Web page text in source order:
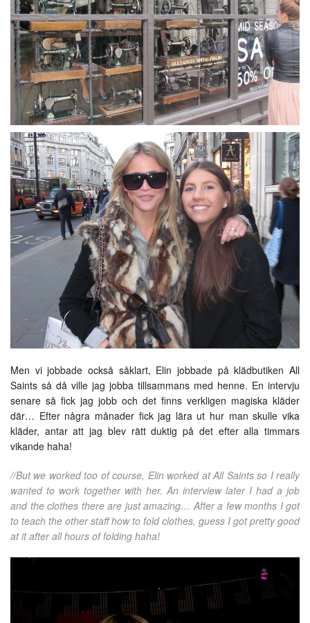
Men vi jobbade också såklart, Elin jobbade på klädbutiken All
Saints så då ville jag jobba tillsammans med henne. En intervju
senare så fick jag jobb och det finns verkligen magiska kläder
där… Efter några månader fick jag lära ut hur man skulle vika
kläder, antar att jag blev rätt duktig på det efter alla timmars
vikande haha!
//But we worked too of course, Elin worked at All Saints so I really
wanted to work together with her. An interview later I had a job
and the clothes there are just amazing… After a few months I got
to teach the other staff how to fold clothes, guess I got pretty good
at it after all hours of folding haha!